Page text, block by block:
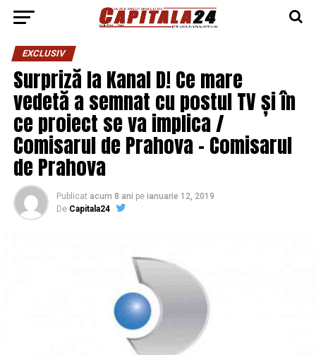
EXCLUSIV
Surpriză la Kanal D! Ce mare
vedetă a semnat cu postul TV și în
ce proiect se va implica /
Comisarul de Prahova – Comisarul
de Prahova
Publicat acum 8 ani pe ianuarie 12, 2019
De Capitala24